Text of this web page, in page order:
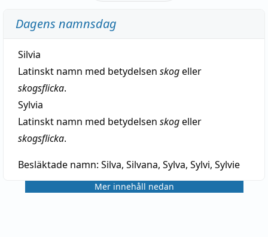
Dagens namnsdag
Silvia
Latinskt namn med betydelsen skogeller
skogsflicka.
Sylvia
Latinskt namn med betydelsen skogeller
skogsflicka.
Besläktade namn: Silva, Silvana, Sylva, Sylvi, Sylvie
Mer innehåll nedan